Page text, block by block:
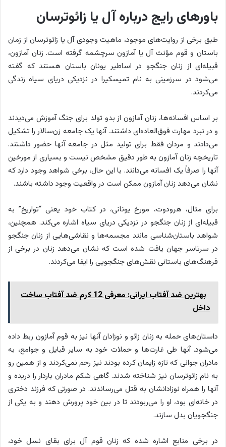
باورهای رایج درباره آل یا زائوترسان
طبق برخی از روایت‌های موجود، ماهیت وجودی آل یا زائوترسان از زمان
باستان و قوم مؤنث آل یا آمازون سرچشمه گرفته است. زنان آمازون،
قبیله‌ای از زنان جنگجو در اساطیر یونان باستان هستند که گفته
می‌شود در سرزمینی به نام تمیسکیرا در نزدیکی دریای سیاه زندگی
می‌کردند.
بر اساس افسانه‌ها، زنان آمازون از بدو تولد برای جنگ آموزش می‌دیدند
و در نبرد مهارت فوق‌العاده‌ای داشتند. آنها یک جامعه زن‌سالار را تشکیل
می‌دادند و مردان فقط برای تولید مثل در جامعه آنها حضور داشتند.
تاریخچه زنان آمازون به طور دقیق مشخص نیست و بسیاری از مورخین
آنها را صرفاً یک افسانه می‌دانند. با این حال، برخی شواهد وجود دارد که
نشان می‌دهد زنان آمازون ممکن است در واقعیت وجود داشته باشند.
برای مثال، هرودوت، مورخ یونانی، در کتاب خود یعنی “تواریخ” به
قبیله‌ای از زنان جنگجو در نزدیکی دریای سیاه اشاره می‌کند. همچنین،
شواهد باستان‌شناسی مانند مجسمه‌ها و نقاشی‌هایی از زنان جنگجو
در سرتاسر جهان یافت شده است که نشان می‌دهد زنان در برخی از
فرهنگ‌های باستانی نقش‌های جنگجویی را ایفا می‌کردند.
بهترین ضد آفتاب ایرانی: معرفی 12 کرم ضد آفتاب ساخت
داخل
داستان‌های حمله به زنان زائو و نوزادان آنها نیز به قوم آمازون ربط داده
می‌شود. آنها طی غارت‌ها و حملات خود به سایر قبایل و جوامع، به
مادران جوانی که تازه زایمان کرده بودند نیز رحم نمی‌کردند و از همین رو
به نام زائوترسان نیز شناخته شدند. گاهی شکم مادران باردار را دریده و
آنها را همراه نوزادانشان به قتل می‌رساندند. در صورتی که فرزند دختری
در خانه‌ای بود، او را می‌ربودند تا در بین خود پرورش دهند و به یکی از
جنگجویان بدل سازند.
در برخی منابع اشاره شده که زنان قوم آل برای بقای نسل خود،